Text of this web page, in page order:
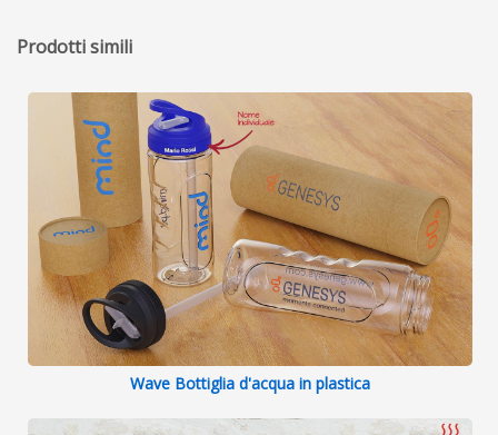
Prodotti simili
Wave Bottiglia d'acqua in plastica